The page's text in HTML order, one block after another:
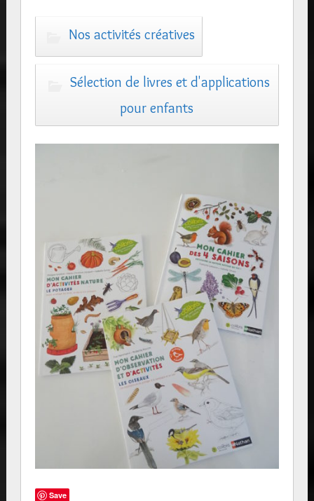
Nos activités créatives
Sélection de livres et d'applications
pour enfants
Save